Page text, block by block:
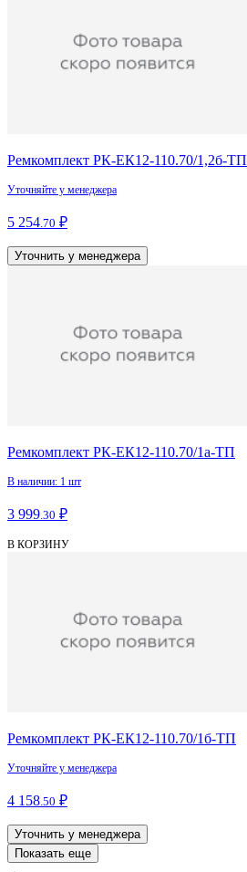
Ремкомплект РК-ЕК12-110.70/1,2б-ТП
Уточняйте у менеджера
5 254.70 ₽
Уточнить у менеджера
Ремкомплект РК-ЕК12-110.70/1а-ТП
В наличии: 1 шт
3 999.30 ₽
В КОРЗИНУ
Ремкомплект РК-ЕК12-110.70/1б-ТП
Уточняйте у менеджера
4 158.50 ₽
Уточнить у менеджера
Показать еще